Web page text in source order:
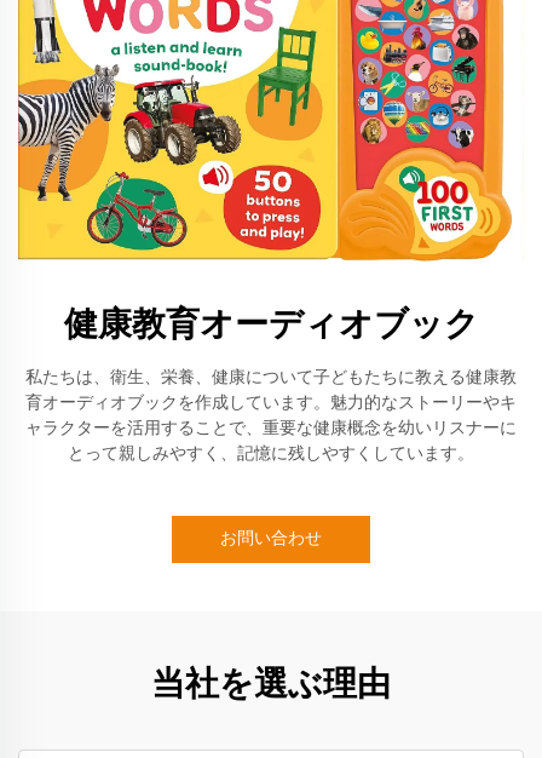
健康教育オーディオブック
私たちは、衛生、栄養、健康について子どもたちに教える健康教
育オーディオブックを作成しています。魅力的なストーリーやキ
ャラクターを活用することで、重要な健康概念を幼いリスナーに
とって親しみやすく、記憶に残しやすくしています。
お問い合わせ
当社を選ぶ理由